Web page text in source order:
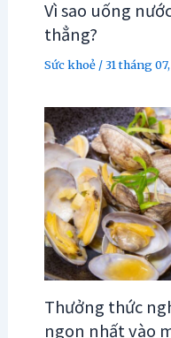
Vì sao uống
thẳng?
Sức khoẻ/31 tháng
Thưởng thức
ngon nhất vào